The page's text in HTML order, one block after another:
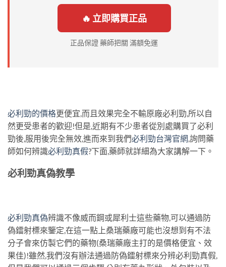
🔥 立即購買正品
正品保證 藥師把關 滿額免運
必利勁的價格更便宜,而且效果完全不輸原廠必利勁,所以自
然更受患者的歡迎!但是,近期有不少患者從別處購買了必利
勁後,服用後完全無效,進而來到我們必利勁台灣官網 ,詢問藥
師如何辨識必利勁真假?下面,藥師就詳細為大家講解一下。
必利勁真偽教學
必利勁真偽辨識不像威而鋼或犀利士這些藥物,可以通過防
偽鐳射標來鑒定,在這一點上桑瑞藥廠可能也沒想到有不法
分子會來仿製它們的藥物(桑瑞藥廠主打的是價格便宜、效
果佳)!雖然,我們沒有辦法通過防偽鐳射標來分辨必利勁真假,